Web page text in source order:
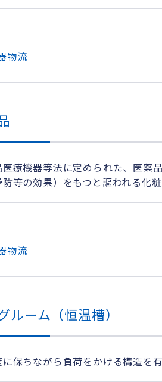
物流
医療機器等法に定められた、医薬
等の効果）をもつと謳われる化
物流
ルーム（恒温槽）
保ちながら負荷をかける構造を